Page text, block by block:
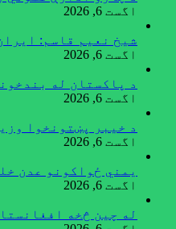
اگست 6, 2026
شیخ نعیم قاسم:
اگست 6, 2026
د پاکستان له بندخونو ۳۲۵ افغان کډوال ازاد او خپل هېواد ته
اگست 6, 2026
د خیبر پښتونخوا وزیر اعلی: که عمران خان
اگست 6, 2026
یمني ځواکونو عدن
اگست 6, 2026
له چین څخه